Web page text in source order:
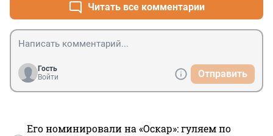
Читать все комментарии
Гость
Войти
Отправить
Его номинировали на «Оскар»: гуляем по